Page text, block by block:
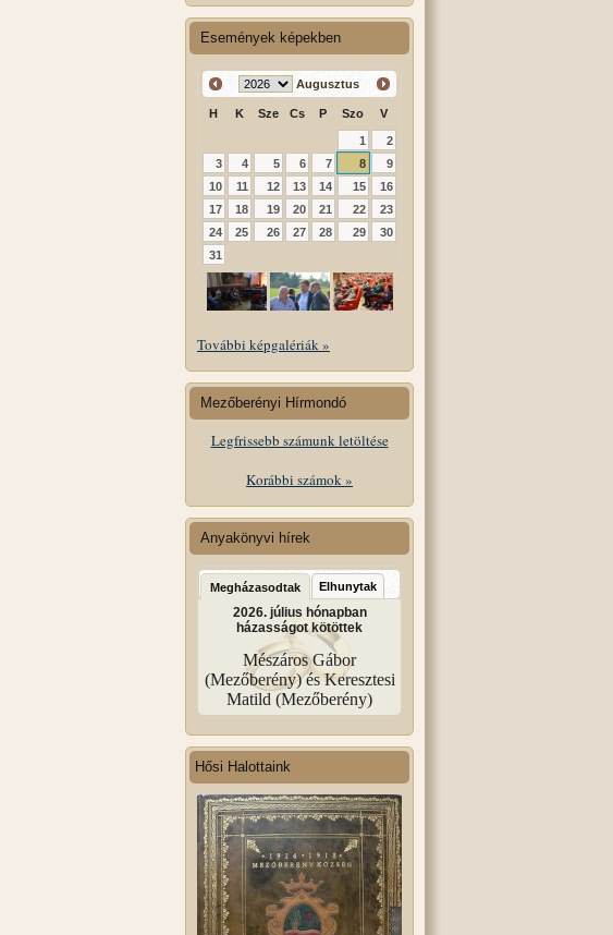
Események képekben
Augusztus
H K Sze Cs P Szo V
1
2
3
4 5 6 7 8
9
10
11 12 13 14 15
16
17
18 19 20 21 22
23
24
25 26 27 28 29
30
31
További képgalériák »
Mezőberényi Hírmondó
Legfrissebb számunk letöltése
Korábbi számok »
Anyakönyvi hírek
Megházasodtak Elhunytak
2026. július hónapban
házasságot kötöttek
Mészáros Gábor
(Mezőberény) és Keresztesi
Matild (Mezőberény)
Hősi Halottaink